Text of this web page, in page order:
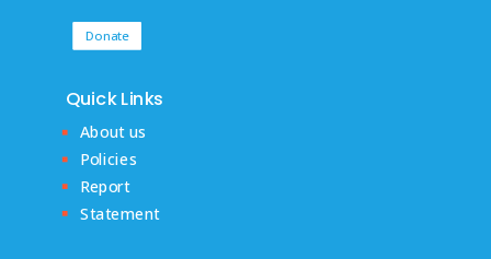
Donate
Quick Links
About us
Policies
Report
Statement